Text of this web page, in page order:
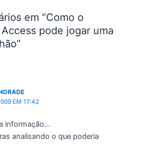
em “Como o
Access pode jogar uma
EM 17:42
informação…
analisando o que poderia